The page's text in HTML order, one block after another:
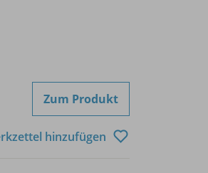
Zum Produkt
hinzufügen